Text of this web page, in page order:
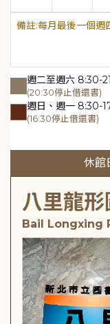
每月最後一個週
週二至週六 8:30-
(20:30停止借還書)
週日、週一 8:30-
(16:30停止借還書)
休館
八里龍
Bail Longxing